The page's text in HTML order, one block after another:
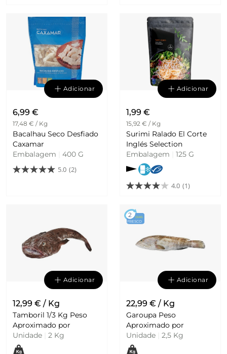
Adicionar
6,99 €
17,48 € / Kg
Bacalhau Seco Desfiado
Caxamar
Embalagem
400 G
5.0 (2)
Adicionar
1,99 €
15,92 € / Kg
Surimi Ralado El Corte
Inglés Selection
Embalagem
125 G
4.0 (1)
Adicionar
12,99 € / Kg
Tamboril 1/3 Kg Peso
Aproximado por
Unidade
2 Kg
2 DIAS
FRESCO
Adicionar
22,99 € / Kg
Garoupa Peso
Aproximado por
Unidade
2,5 Kg